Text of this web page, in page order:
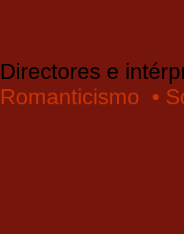
Directores e
Romanticismo •